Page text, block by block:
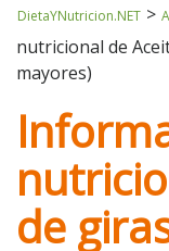
DietaYNutricion.NET >
nutricional de
mayores)
de